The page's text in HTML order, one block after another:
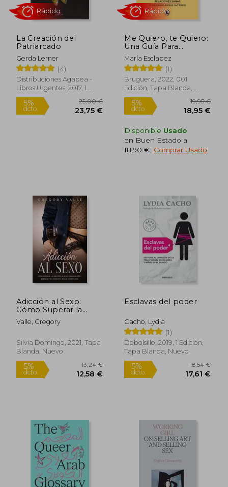
5%
dcto.
19,90 €
18,91 €
5%
dcto.
La Creación del
Patriarcado
Gerda Lerner
(4)
Distribuciones Agapea -
Libros Urgentes, 2017, 1
Edición, Tapa Blanda,
Nuevo
5%
dcto.
25,00 €
Rápido
Me Quiero, te Quiero:
Una Guía Para
Desarrollar
Relaciones Sanas (y
Mejorar las que ya
Tienes) (Bruguera
Tendencias)
María Esclapez
(1)
Bruguera, 2022, 001
Edición, Tapa Blanda,
Nuevo
5%
dcto.
Rápido
Disponible Usado
en Buen Estado a
18,90 € Comprar Usado
Adicción al Sexo:
Cómo Superar la
Adicción al Sexo,
Pornografía y
Conducta Sexual
Compulsiva
Valle, Gregory
Silvia Domingo, 2021, Tapa
Blanda, Nuevo
Esclavas del poder
Cacho, Lydia
(1)
Debolsillo, 2019, 1 Edición,
Tapa Blanda, Nuevo